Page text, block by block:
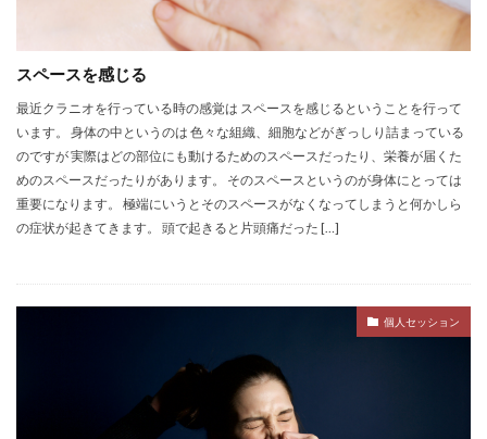
スペースを感じる
最近クラニオを行っている時の感覚は スペースを感じるということを行って
います。 身体の中というのは 色々な組織、細胞などがぎっしり詰まっている
のですが 実際はどの部位にも動けるためのスペースだったり、栄養が届くた
めのスペースだったりがあります。 そのスペースというのが身体にとっては
重要になります。 極端にいうとそのスペースがなくなってしまうと何かしら
の症状が起きてきます。 頭で起きると片頭痛だった […]
個人セッション